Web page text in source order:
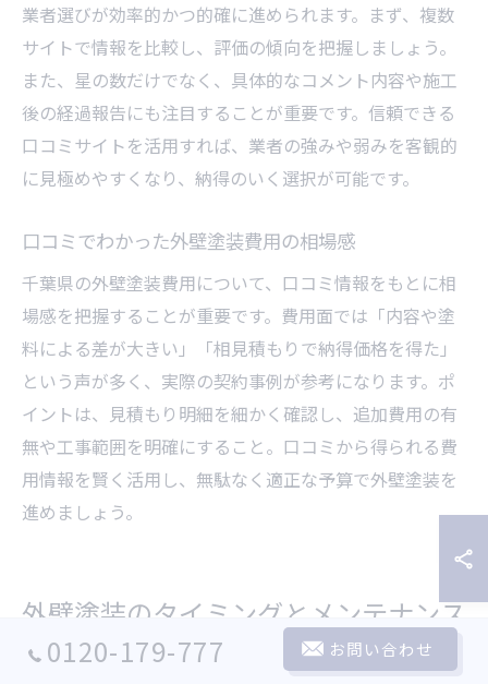
業者選びが効率的かつ的確に進められます。まず、複数
サイトで情報を比較し、評価の傾向を把握しましょう。
また、星の数だけでなく、具体的なコメント内容や施工
後の経過報告にも注目することが重要です。信頼できる
口コミサイトを活用すれば、業者の強みや弱みを客観的
に見極めやすくなり、納得のいく選択が可能です。
口コミでわかった外壁塗装費用の相場感
千葉県の外壁塗装費用について、口コミ情報をもとに相
場感を把握することが重要です。費用面では「内容や塗
料による差が大きい」「相見積もりで納得価格を得た」
という声が多く、実際の契約事例が参考になります。ポ
イントは、見積もり明細を細かく確認し、追加費用の有
無や工事範囲を明確にすること。口コミから得られる費
用情報を賢く活用し、無駄なく適正な予算で外壁塗装を
進めましょう。
外壁塗装のタイミングとメンテナンス
のコツ
0120-179-777 お問い合わせ